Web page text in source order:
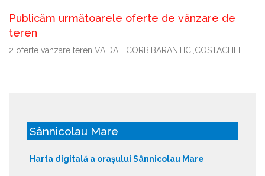
Publicăm următoarele oferte de vânzare de
teren
2 oferte vanzare teren VAIDA + CORB,BARANTICI,COSTACHEL
Sânnicolau Mare
Harta digitală a orașului Sânnicolau Mare